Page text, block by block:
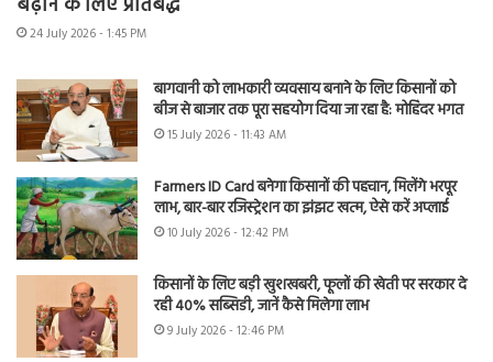
बढ़ाने के लिए प्रतिबद्ध
24 July 2026 - 1:45 PM
बागवानी को लाभकारी व्यवसाय बनाने के लिए किसानों को
बीज से बाजार तक पूरा सहयोग दिया जा रहा है: मोहिंदर भगत
15 July 2026 - 11:43 AM
Farmers ID Card बनेगा किसानों की पहचान, मिलेंगे भरपूर
लाभ, बार-बार रजिस्ट्रेशन का झंझट खत्म, ऐसे करें अप्लाई
10 July 2026 - 12:42 PM
किसानों के लिए बड़ी खुशखबरी, फूलों की खेती पर सरकार दे
रही 40% सब्सिडी, जानें कैसे मिलेगा लाभ
9 July 2026 - 12:46 PM